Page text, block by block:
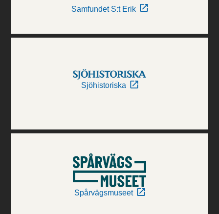
Samfundet S:t Erik
Sjöhistoriska
Spårvägsmuseet